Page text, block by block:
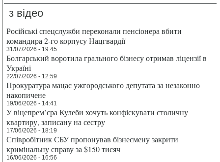
з відео
Російські спецслужби переконали пенсіонера вбити
командира 2-го корпусу Нацгвардії
31/07/2026 - 19:45
Болгарський воротила грального бізнесу отримав ліцензії в
Україні
22/07/2026 - 12:59
Прокуратура мацає ужгородського депутата за незаконно
накопичене
19/06/2026 - 14:41
У віцепрем’єра Кулеби хочуть конфіскувати столичну
квартиру, записану на сестру
17/06/2026 - 18:19
Співробітник СБУ пропонував бізнесмену закрити
кримінальну справу за $150 тисяч
16/06/2026 - 16:56